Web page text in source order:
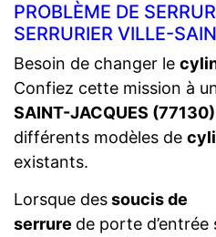
PROBLÈME DE
SERRURIER VILLE-
Besoin de changer le
Confiez cette mission à
SAINT-JACQUES (77130)
différents modèles de
existants.
Lorsque dessoucis de
serrure de porte d’entrée